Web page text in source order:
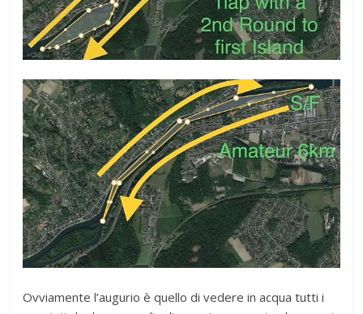
Ovviamente l’augurio è quello di vedere in acqua tutti i